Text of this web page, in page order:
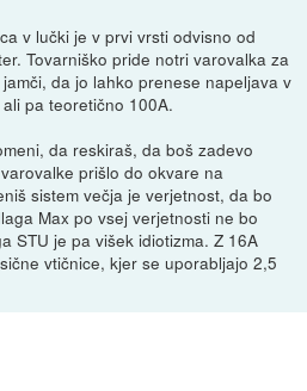
v lučki je v prvi vrsti odvisno od
Tovarniško pride notri varovalka za
da jo lahko prenese napeljava v
pa teoretično 100A.
da reskiraš, da boš zadevo
prišlo do okvare na
sistem večja je verjetnost, da bo
Max po vsej verjetnosti ne bo
STU je pa višek idiotizma. Z 16A
vtičnice, kjer se uporabljajo 2,5